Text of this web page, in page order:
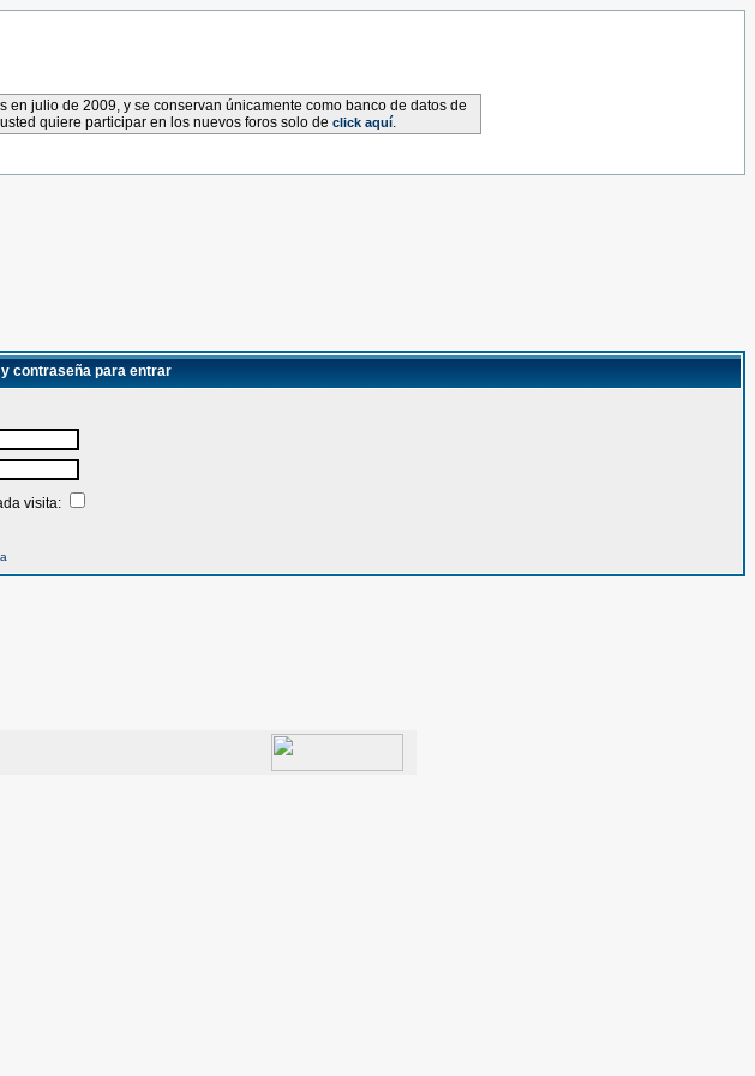
en julio de 2009, y se conservan únicamente como banco de datos de
quiere participar en los nuevos foros solo de click aquí.
contraseña para entrar
visita: